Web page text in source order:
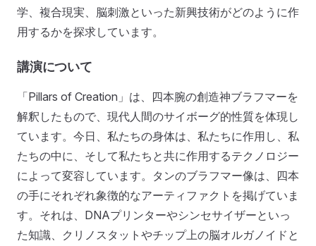
学、複合現実、脳刺激といった新興技術がどのように作
用するかを探求しています。
講演について
「Pillars of Creation」は、四本腕の創造神ブラフマーを
解釈したもので、現代人間のサイボーグ的性質を体現し
ています。今日、私たちの身体は、私たちに作用し、私
たちの中に、そして私たちと共に作用するテクノロジー
によって変容しています。タンのブラフマー像は、四本
の手にそれぞれ象徴的なアーティファクトを掲げていま
す。それは、DNAプリンターやシンセサイザーといっ
た知識、クリノスタットやチップ上の脳オルガノイドと